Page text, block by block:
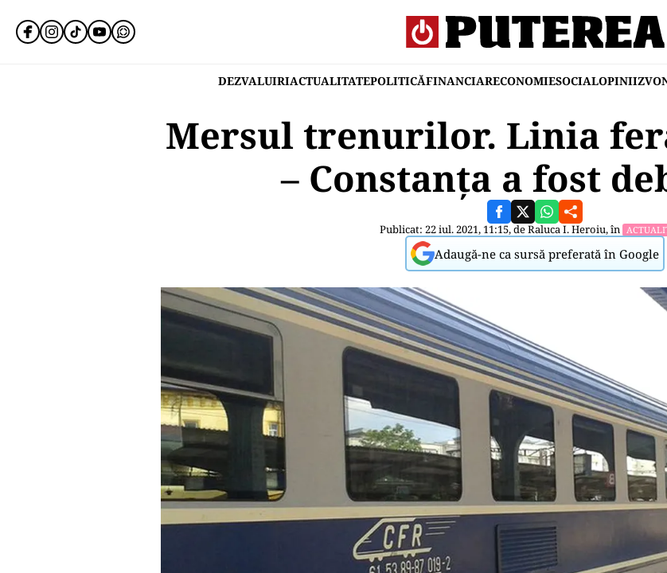
DEZVALUIRIACTUALITATEPOLITICĂFINANCIARECONOMIESOCIALOPINII
Mersul trenurilor. Linia
– Constanța a fost
Publicat: 22 iul. 2021, 11:15, deRaluca I. Heroiu, în
Adaugă-ne ca sursă preferată în Google